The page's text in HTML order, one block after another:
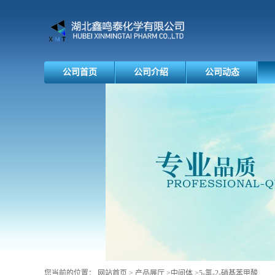
公司首页 公司介绍 公司动态
您当前的位置： 网站首页 > 产品展厅 >中间体 >5-氯-2-硝基苯甲酸